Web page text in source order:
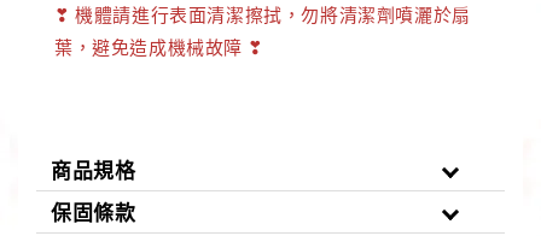
❣ 機體請進行表面清潔擦拭，勿將清潔劑噴灑於扇
葉，避免造成機械故障 ❣
商品規格
保固條款